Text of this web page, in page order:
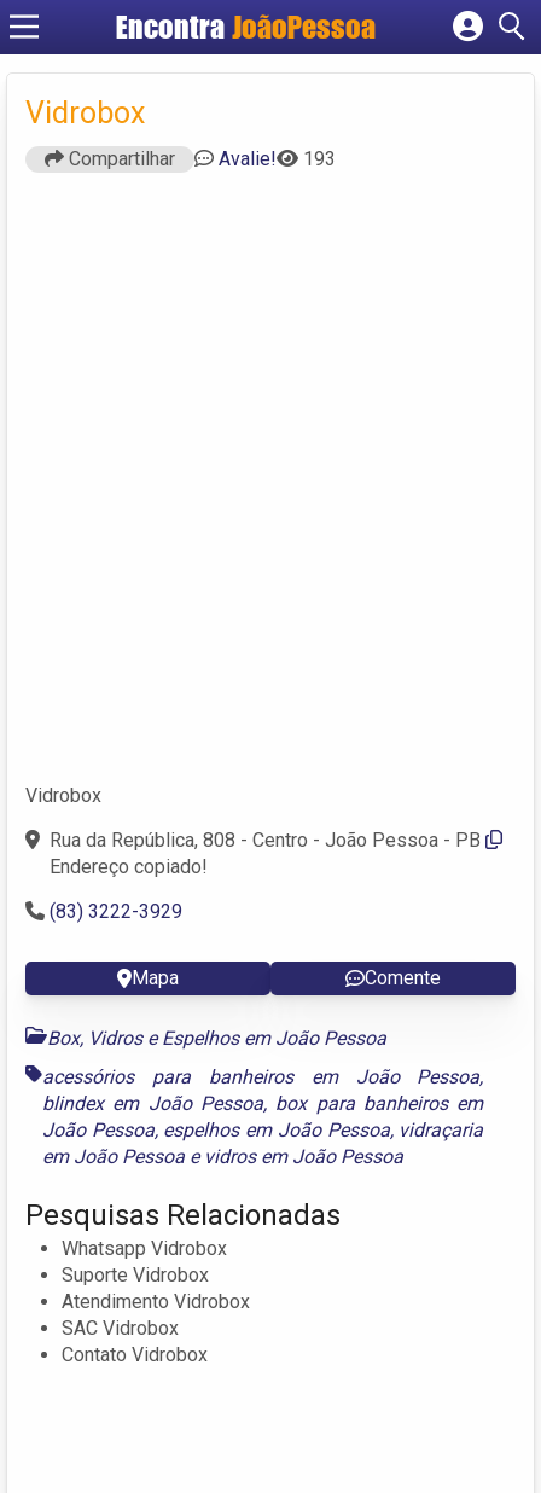
Encontra JoãoPessoa
Cadastrar empresa
Vidrobox
Compartilhar Avalie! 193
Vidrobox
Rua da República, 808 - Centro - João Pessoa - PB
Endereço copiado!
(83) 3222-3929
Mapa Comente
Box, Vidros e Espelhos em João Pessoa
acessórios para banheiros em João Pessoa,
blindex em João Pessoa, box para banheiros em
João Pessoa, espelhos em João Pessoa, vidraçaria
em João Pessoa e vidros em João Pessoa
Pesquisas Relacionadas
Whatsapp Vidrobox
Suporte Vidrobox
Atendimento Vidrobox
SAC Vidrobox
Contato Vidrobox